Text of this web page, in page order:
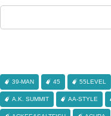
39-MAN 45 55LEVEL
A.K. SUMMIT AA-STYLE